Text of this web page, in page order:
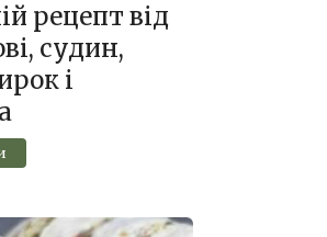
рецепт від
судин,
і